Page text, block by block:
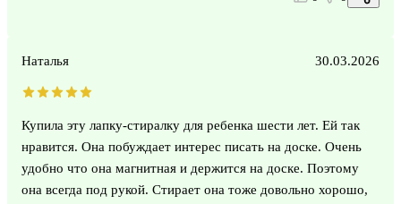
Наталья 30.03.2026
Купила эту лапку-стиралку для ребенка шести лет. Ей так
нравится. Она побуждает интерес писать на доске. Очень
удобно что она магнитная и держится на доске. Поэтому
она всегда под рукой. Стирает она тоже довольно хорошо,